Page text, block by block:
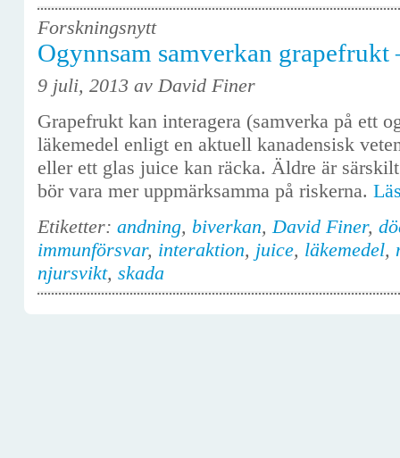
Forskningsnytt
Ogynnsam samverkan grapefrukt
9 juli, 2013 av David Finer
Grapefrukt kan interagera (samverka på ett
läkemedel enligt en aktuell kanadensisk
eller ett glas juice kan räcka. Äldre är
bör vara mer uppmärksamma på riskerna.
Etiketter: andning, biverkan,David Finer,
immunförsvar, interaktion, juice, läkemedel,
njursvikt, skada